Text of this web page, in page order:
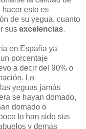
esto es
de su yegua, cuanto
sus excelencias.
en España ya
porcentaje
a decir del 90% o
Lo
yeguas jamás
se hayan domado,
domado o
lo han sido sus
y demás